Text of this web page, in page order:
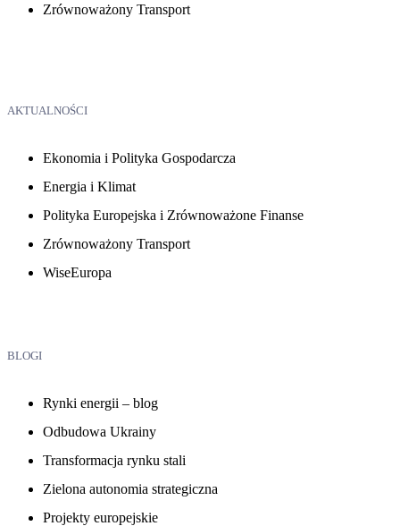
Zrównoważony Transport
AKTUALNOŚCI
Ekonomia i Polityka Gospodarcza
Energia i Klimat
Polityka Europejska i Zrównoważone Finanse
Zrównoważony Transport
WiseEuropa
BLOGI
Rynki energii – blog
Odbudowa Ukrainy
Transformacja rynku stali
Zielona autonomia strategiczna
Projekty europejskie